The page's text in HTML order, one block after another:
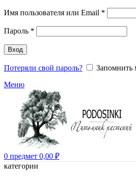
Имя пользователя или Email *
Пароль *
Вход
Потеряли свой пароль?
Запомнить
Меню
0 предмет 0,00 ₽
категории